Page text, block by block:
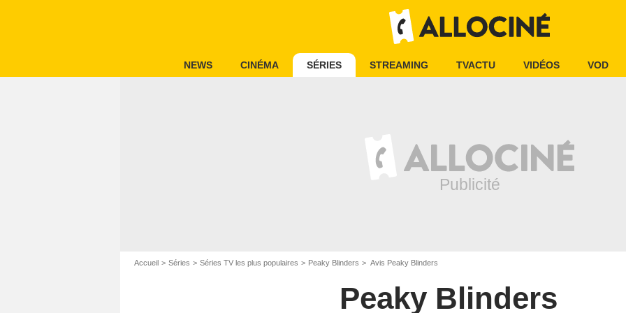
NEWS CINÉMA SÉRIES STREAMING TVACTU VIDÉOS VOD
Accueil Séries Séries TV les plus populaires Peaky Blinders Avis Peaky Blinders
Peaky Blinders